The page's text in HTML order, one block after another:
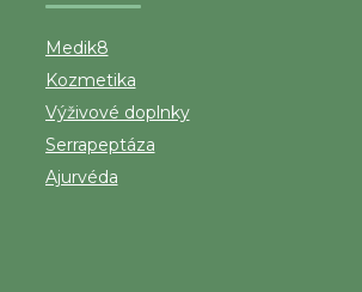
Medik8
Kozmetika
Výživové doplnky
Serrapeptáza
Ajurvéda